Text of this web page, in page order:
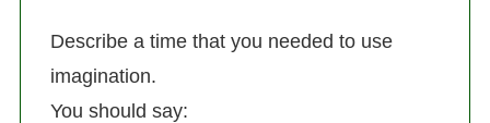
Describe a time that you needed to use
imagination.
You should say: